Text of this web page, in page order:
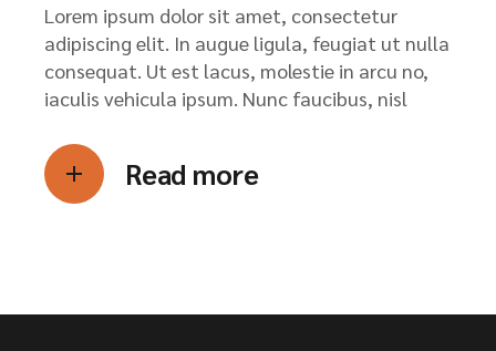
Lorem ipsum dolor sit amet, consectetur
adipiscing elit. In augue ligula, feugiat ut nulla
consequat. Ut est lacus, molestie in arcu no,
iaculis vehicula ipsum. Nunc faucibus, nisl
Read more